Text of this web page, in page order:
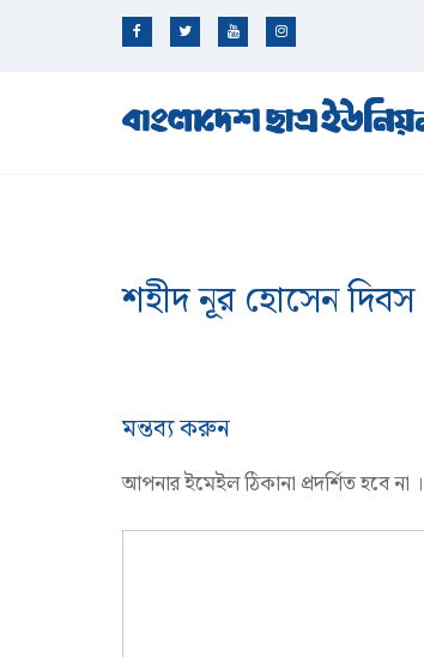
শহীদ নূর হোসেন দিবস
মন্তব্য করুন
আপনার ইমেইল ঠিকানা প্রদর্শিত হবে না ।